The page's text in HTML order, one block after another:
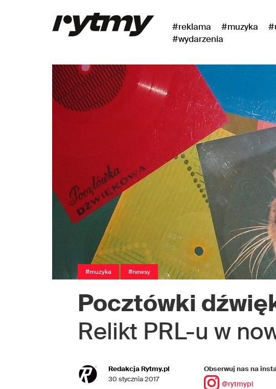
#reklama #muzyka
#wydarzenia
#muzyka #newsy
Pocztówki
Relikt PRL-u w
Redakcja Rytmy.pl
30 stycznia 2017
Obserwuj nas na
@rytmypl